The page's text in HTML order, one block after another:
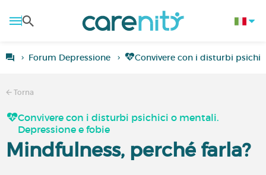
Forum Depressione Convivere con i disturbi
Torna
Convivere con i disturbi psichici o mentali.
Depressione e fobie
Mindfulness, perché farla?